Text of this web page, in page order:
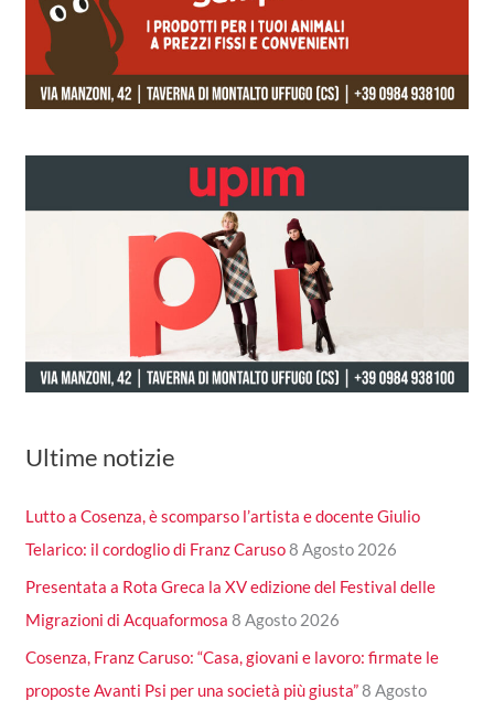
Ultime notizie
Lutto a Cosenza, è scomparso l’artista e docente Giulio
Telarico: il cordoglio di Franz Caruso8 Agosto 2026
Presentata a Rota Greca la XV edizione del Festival delle
Migrazioni di Acquaformosa 8 Agosto 2026
Cosenza, Franz Caruso: “Casa, giovani e lavoro: firmate le
proposte Avanti Psi per una società più giusta”8 Agosto